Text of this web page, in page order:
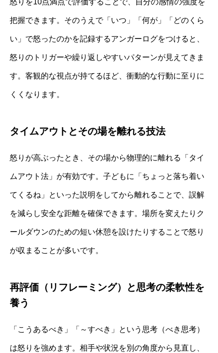
怒りを10点満点で評価することで、自分の感情の強度を
把握できます。そのうえで「いつ」「何が」「どのくら
い」で怒ったのかを記録するアンガーログをつけると、
怒りのトリガーや繰り返しやすいパターンが見えてきま
す。客観的な視点が持てるほど、衝動的な行動に至りに
くくなります。
タイムアウトとその場を離れる技法
怒りが高ぶったとき、その場から物理的に離れる「タイ
ムアウト法」が有効です。子どもに「ちょっと落ち着い
てくるね」といった説明をしてから離れることで、誤解
を減らし安全な距離を確保できます。場所を変えたりク
ールダウンのための短い休憩を設けたりすることで怒り
が収まることが多いです。
再評価（リフレーミング）と思考の柔軟性を
養う
「こうあるべき」「～すべき」という思考（べき思考）
は怒りを強めます。相手や状況を別の角度から見直し、